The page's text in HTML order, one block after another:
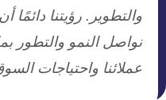
والتطوير. رؤيتنا دائمًا
نواصل النمو والتطور
عملائنا واحتياجات